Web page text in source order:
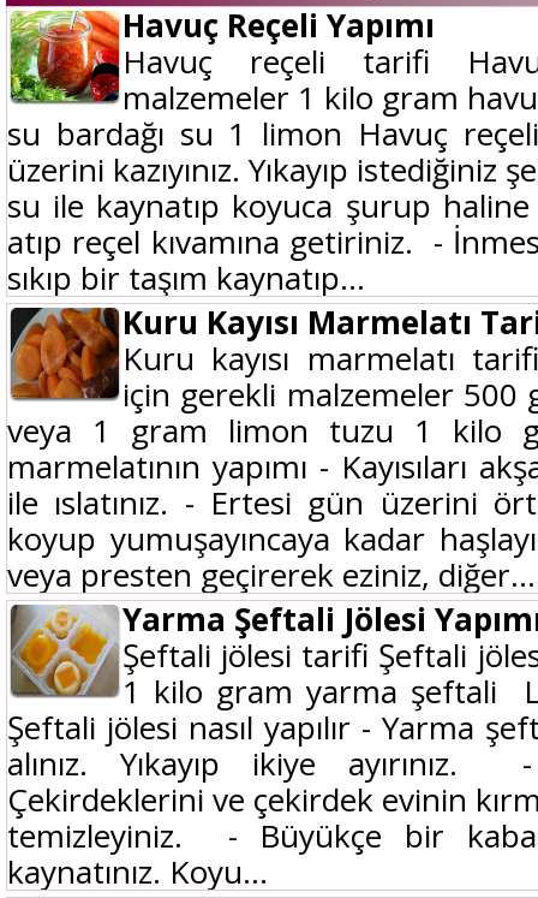
Havuç Reçeli Yapımı
Havuç reçeli tarifi
malzemeler 1 kilo gram
su bardağı su 1 limon Havuç
üzerini kazıyınız. Yıkayıp istediğiniz
su ile kaynatıp koyuca şurup
atıp reçel kıvamına getiriniz. -
sıkıp bir taşım kaynatıp...
Kuru Kayısı Marmelatı
Kuru kayısı marmelatı
için gerekli malzemeler 500
veya 1 gram limon tuzu 1 kilo
marmelatının yapımı - Kayısıları
ile ıslatınız. - Ertesi gün üzerini
koyup yumuşayıncaya kadar
veya presten geçirerek eziniz, diğer...
Yarma Şeftali Jölesi
Şeftali jölesi tarifi Şeftali
1 kilo gram yarma şeftali
Şeftali jölesi nasıl yapılır - Yarma
alınız. Yıkayıp ikiye ayırınız.
Çekirdeklerini ve çekirdek evinin
temizleyiniz. - Büyükçe bir
kaynatınız. Koyu...